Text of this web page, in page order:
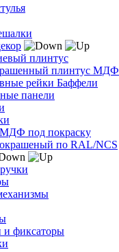
плинтус
плинтус МДФ
рейки Баффели
панели
под покраску
по RAL/NCS
и фиксаторы